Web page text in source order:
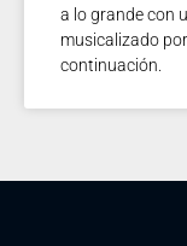
a lo grande con
musicalizado
continuación.